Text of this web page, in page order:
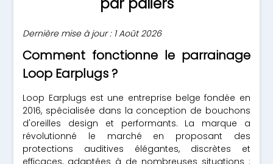
Dernière mise à jour : 1 Août 2026
Comment fonctionne le parrainage
Loop Earplugs ?
Loop Earplugs est une entreprise belge fondée en
2016, spécialisée dans la conception de bouchons
d'oreilles design et performants. La marque a
révolutionné le marché en proposant des
protections auditives élégantes, discrètes et
efficaces, adaptées à de nombreuses situations :